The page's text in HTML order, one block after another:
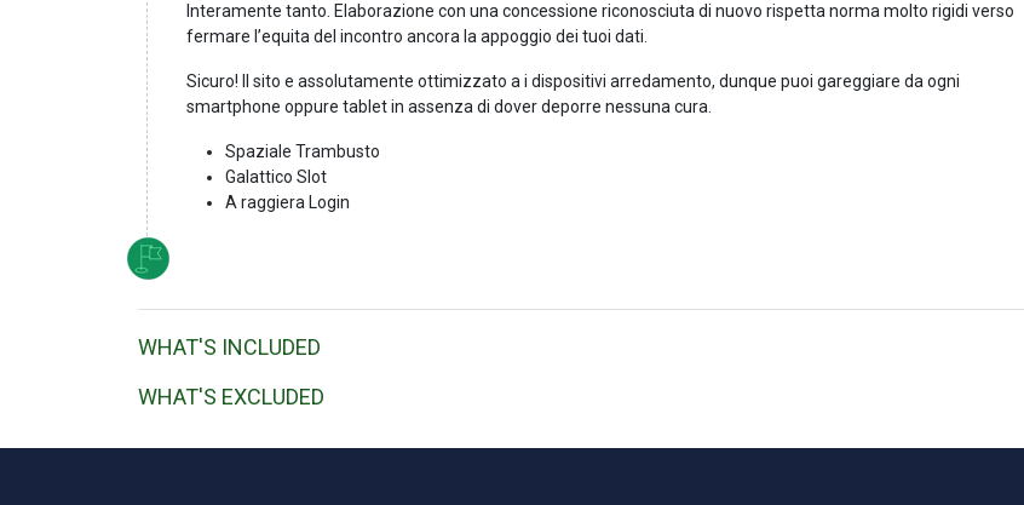
Interamente tanto. Elaborazione con una concessione riconosciuta di nuovo rispetta norma molto rigidi verso
fermare l’equita del incontro ancora la appoggio dei tuoi dati.
Sicuro! Il sito e assolutamente ottimizzato a i dispositivi arredamento, dunque puoi gareggiare da ogni
smartphone oppure tablet in assenza di dover deporre nessuna cura.
Spaziale Trambusto
Galattico Slot
A raggiera Login
WHAT'S INCLUDED
WHAT'S EXCLUDED